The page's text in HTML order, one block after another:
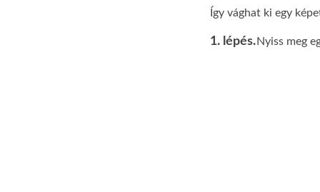
Így vághat ki egy
1. lépés.Nyiss meg